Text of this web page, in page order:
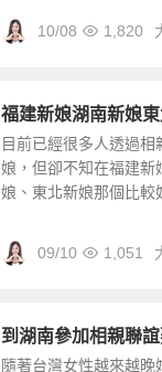
10/08 1,820
福建新娘湖南新娘
目前已經很多人透過
娘，但卻不知在福建新
娘、東北新娘那個比較
09/10 1,051
到湖南參加相親聯
隨著台灣女性越來越